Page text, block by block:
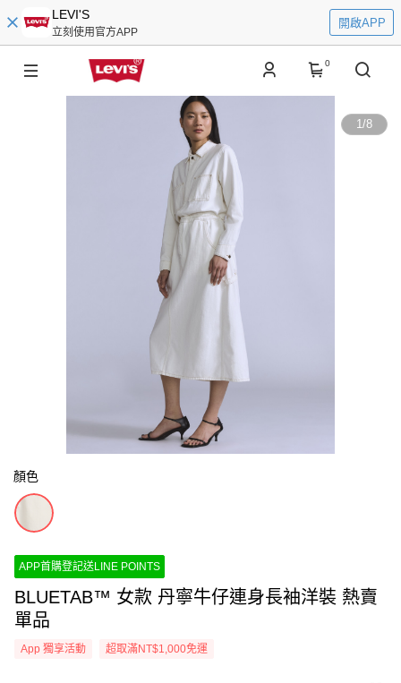
LEVI'S
立刻使用官方APP
開啟APP
0
1/8
顏色
APP首購登記送LINE POINTS
BLUETAB™ 女款 丹寧牛仔連身長袖洋裝 熱賣
單品
App 獨享活動 超取滿NT$1,000免運